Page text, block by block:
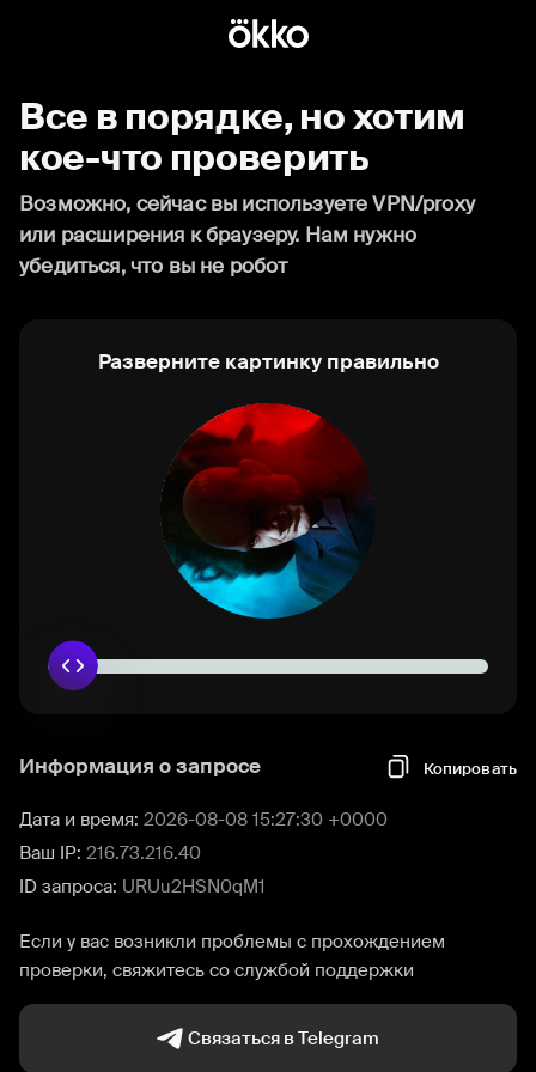
Все в порядке, но хотим
кое-что проверить
Возможно, сейчас вы используете VPN/proxy
или расширения к браузеру. Нам нужно
убедиться, что вы не робот
Разверните картинку правильно
Информация о запросе Копировать
Дата и время: 2026-08-08 15:27:30 +0000
Ваш IP: 216.73.216.40
ID запроса: URUu2HSN0qM1
Если у вас возникли проблемы с прохождением
проверки, свяжитесь со службой поддержки
Связаться в Telegram